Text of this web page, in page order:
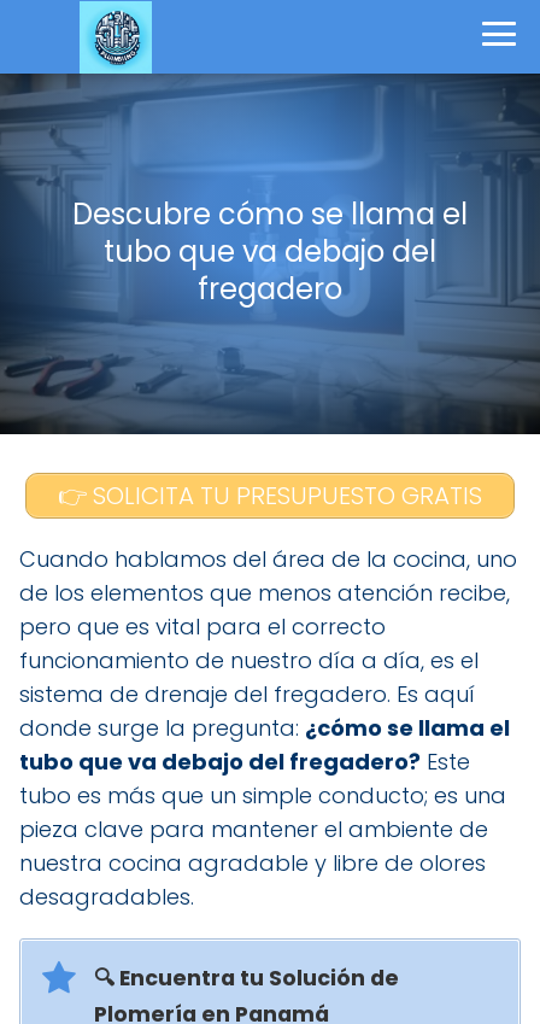
Descubre cómo se llama el
tubo que va debajo del
fregadero
👉 SOLICITA TU PRESUPUESTO GRATIS
Cuando hablamos del área de la cocina, uno
de los elementos que menos atención recibe,
pero que es vital para el correcto
funcionamiento de nuestro día a día, es el
sistema de drenaje del fregadero. Es aquí
donde surge la pregunta: ¿cómo se llama el
tubo que va debajo del fregadero? Este
tubo es más que un simple conducto; es una
pieza clave para mantener el ambiente de
nuestra cocina agradable y libre de olores
desagradables.
🔍 Encuentra tu Solución de
Plomería en Panamá